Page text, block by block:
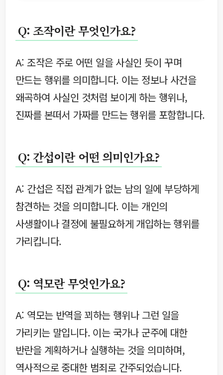
Q: 조작이란 무엇인가요?
A: 조작은 주로 어떤 일을 사실인 듯이 꾸며
만드는 행위를 의미합니다. 이는 정보나 사건을
왜곡하여 사실인 것처럼 보이게 하는 행위나,
진짜를 본떠서 가짜를 만드는 행위를 포함합니다.
Q: 간섭이란 어떤 의미인가요?
A: 간섭은 직접 관계가 없는 남의 일에 부당하게
참견하는 것을 의미합니다. 이는 개인의
사생활이나 결정에 불필요하게 개입하는 행위를
가리킵니다.
Q: 역모란 무엇인가요?
A: 역모는 반역을 꾀하는 행위나 그런 일을
가리키는 말입니다. 이는 국가나 군주에 대한
반란을 계획하거나 실행하는 것을 의미하며,
역사적으로 중대한 범죄로 간주되었습니다.